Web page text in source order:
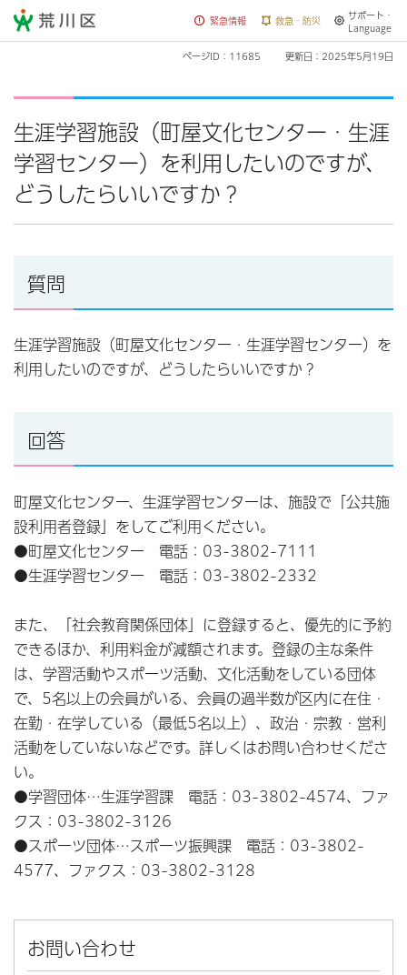
荒川区 緊急情報 救急・防災
サポート・
Language
ページID：11685 更新日：2025年5月19日
生涯学習施設（町屋文化センター・生涯
学習センター）を利用したいのですが、
どうしたらいいですか？
質問
生涯学習施設（町屋文化センター・生涯学習センター）を
利用したいのですが、どうしたらいいですか？
回答
町屋文化センター、生涯学習センターは、施設で「公共施
設利用者登録」をしてご利用ください。
●町屋文化センター 電話：03-3802-7111
●生涯学習センター 電話：03-3802-2332
また、「社会教育関係団体」に登録すると、優先的に予約
できるほか、利用料金が減額されます。登録の主な条件
は、学習活動やスポーツ活動、文化活動をしている団体
で、5名以上の会員がいる、会員の過半数が区内に在住・
在勤・在学している（最低5名以上）、政治・宗教・営利
活動をしていないなどです。詳しくはお問い合わせくださ
い。
●学習団体…生涯学習課 電話：03-3802-4574、ファ
クス：03-3802-3126
●スポーツ団体…スポーツ振興課 電話：03-3802-
4577、ファクス：03-3802-3128
お問い合わせ